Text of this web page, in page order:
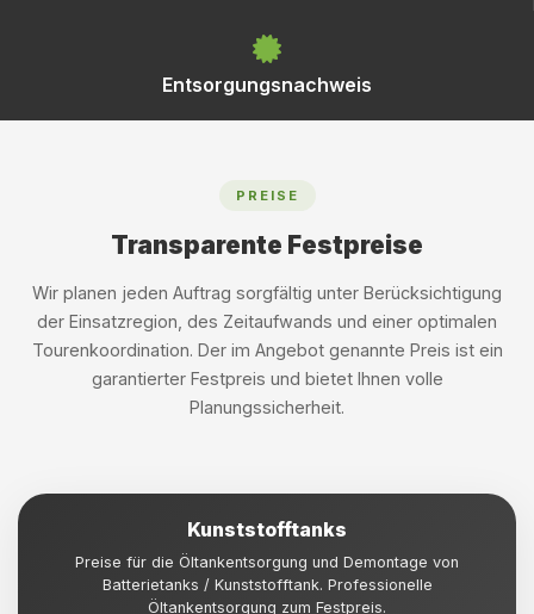
Entsorgungsnachweis
PREISE
Transparente Festpreise
Wir planen jeden Auftrag sorgfältig unter Berücksichtigung
der Einsatzregion, des Zeitaufwands und einer optimalen
Tourenkoordination. Der im Angebot genannte Preis ist ein
garantierter Festpreis und bietet Ihnen volle
Planungssicherheit.
Kunststofftanks
Preise für die Öltankentsorgung und Demontage von
Batterietanks / Kunststofftank. Professionelle
Öltankentsorgung zum Festpreis.